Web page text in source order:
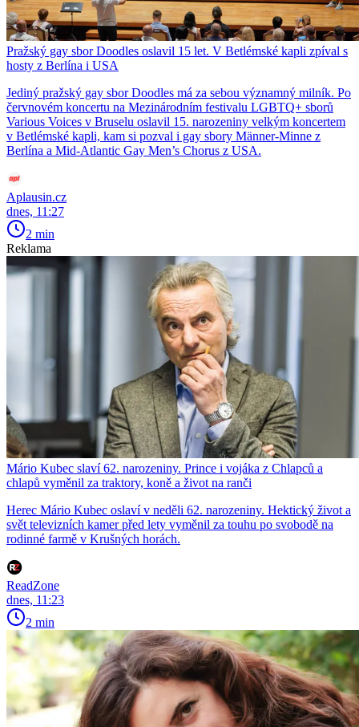
Pražský gay sbor Doodles oslavil 15 let. V Betlémské kapli zpíval s
hosty z Berlína i USA
Jediný pražský gay sbor Doodles má za sebou významný milník. Po
červnovém koncertu na Mezinárodním festivalu LGBTQ+ sborů
Various Voices v Bruselu oslavil 15. narozeniny velkým koncertem
v Betlémské kapli, kam si pozval i gay sbory Männer-Minne z
Berlína a Mid-Atlantic Gay Men’s Chorus z USA.
Aplausin.cz
dnes, 11:27
2 min
Reklama
Mário Kubec slaví 62. narozeniny. Prince i vojáka z Chlapců a
chlapů vyměnil za traktory, koně a život na ranči
Herec Mário Kubec oslaví v neděli 62. narozeniny. Hektický život a
svět televizních kamer před lety vyměnil za touhu po svobodě na
rodinné farmě v Krušných horách.
ReadZone
dnes, 11:23
2 min